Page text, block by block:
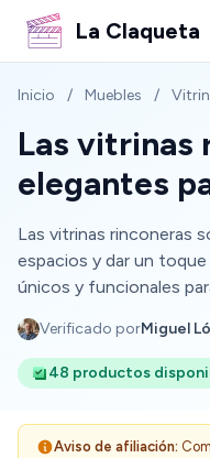
La Claqueta
Inicio / Muebles /
Las vitrinas
elegantes
Las vitrinas rinconeras
espacios y dar un
únicos y funcionales
Verificado porMiguel
48 productos
Aviso de afiliación: